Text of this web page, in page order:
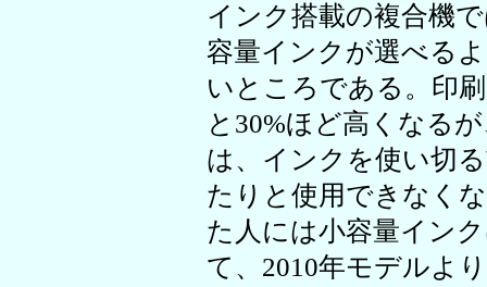
インク搭載の複合機
容量インクが選べる
いところである。印
と30%ほど高くなる
は、インクを使い切
たりと使用できなく
た人には小容量イン
て、2010年モデルよ